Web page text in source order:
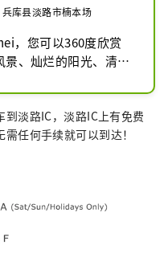
库县淡路市楠本场
，您可以360度欣赏
景、灿烂的阳光、清新
个“禅宗隐居和餐
受。
的理念和美丽的建筑
令人印象深刻的是
可以轻松地练习坐
何身体疼痛的情况下
淡路IC，淡路IC上有免费
任何手续就可以到达！